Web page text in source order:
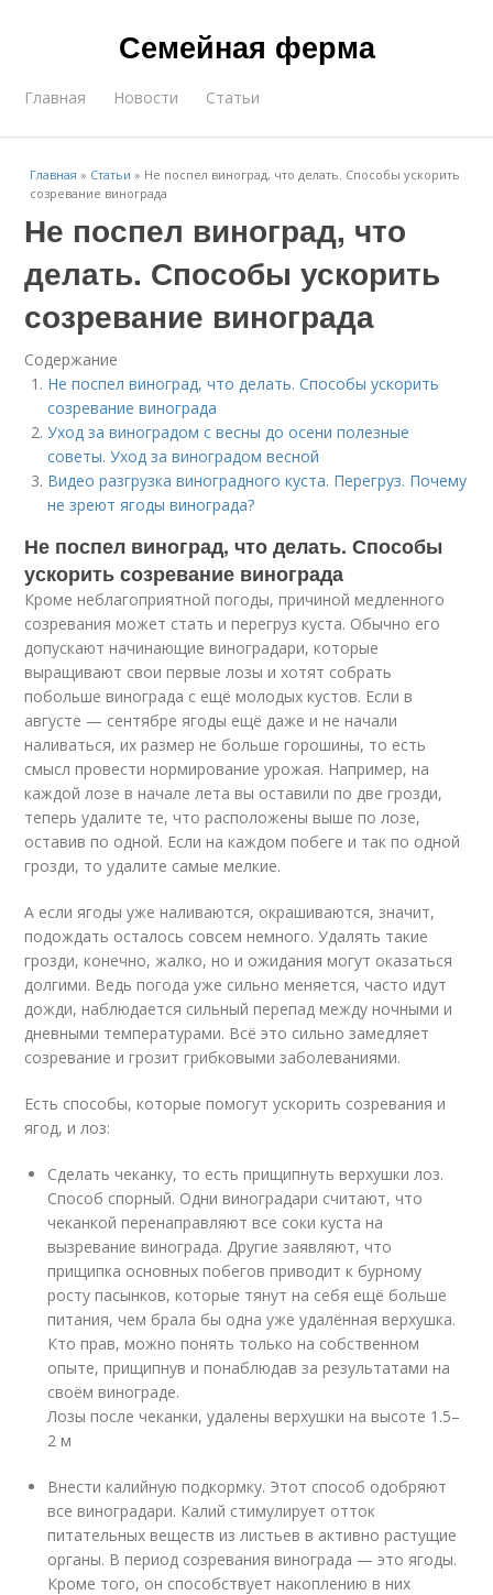
Семейная ферма
Главная Новости Статьи
Главная » Статьи » Не поспел виноград, что делать. Способы ускорить
созревание винограда
Не поспел виноград, что
делать. Способы ускорить
созревание винограда
Содержание
Не поспел виноград, что делать. Способы ускорить
созревание винограда
Уход за виноградом с весны до осени полезные
советы. Уход за виноградом весной
Видео разгрузка виноградного куста. Перегруз. Почему
не зреют ягоды винограда?
Не поспел виноград, что делать. Способы
ускорить созревание винограда
Кроме неблагоприятной погоды, причиной медленного
созревания может стать и перегруз куста. Обычно его
допускают начинающие виноградари, которые
выращивают свои первые лозы и хотят собрать
побольше винограда с ещё молодых кустов. Если в
августе — сентябре ягоды ещё даже и не начали
наливаться, их размер не больше горошины, то есть
смысл провести нормирование урожая. Например, на
каждой лозе в начале лета вы оставили по две грозди,
теперь удалите те, что расположены выше по лозе,
оставив по одной. Если на каждом побеге и так по одной
грозди, то удалите самые мелкие.
А если ягоды уже наливаются, окрашиваются, значит,
подождать осталось совсем немного. Удалять такие
грозди, конечно, жалко, но и ожидания могут оказаться
долгими. Ведь погода уже сильно меняется, часто идут
дожди, наблюдается сильный перепад между ночными и
дневными температурами. Всё это сильно замедляет
созревание и грозит грибковыми заболеваниями.
Есть способы, которые помогут ускорить созревания и
ягод, и лоз:
Сделать чеканку, то есть прищипнуть верхушки лоз.
Способ спорный. Одни виноградари считают, что
чеканкой перенаправляют все соки куста на
вызревание винограда. Другие заявляют, что
прищипка основных побегов приводит к бурному
росту пасынков, которые тянут на себя ещё больше
питания, чем брала бы одна уже удалённая верхушка.
Кто прав, можно понять только на собственном
опыте, прищипнув и понаблюдав за результатами на
своём винограде.
Лозы после чеканки, удалены верхушки на высоте 1.5–
2 м
Внести калийную подкормку. Этот способ одобряют
все виноградари. Калий стимулирует отток
питательных веществ из листьев в активно растущие
органы. В период созревания винограда — это ягоды.
Кроме того, он способствует накоплению в них